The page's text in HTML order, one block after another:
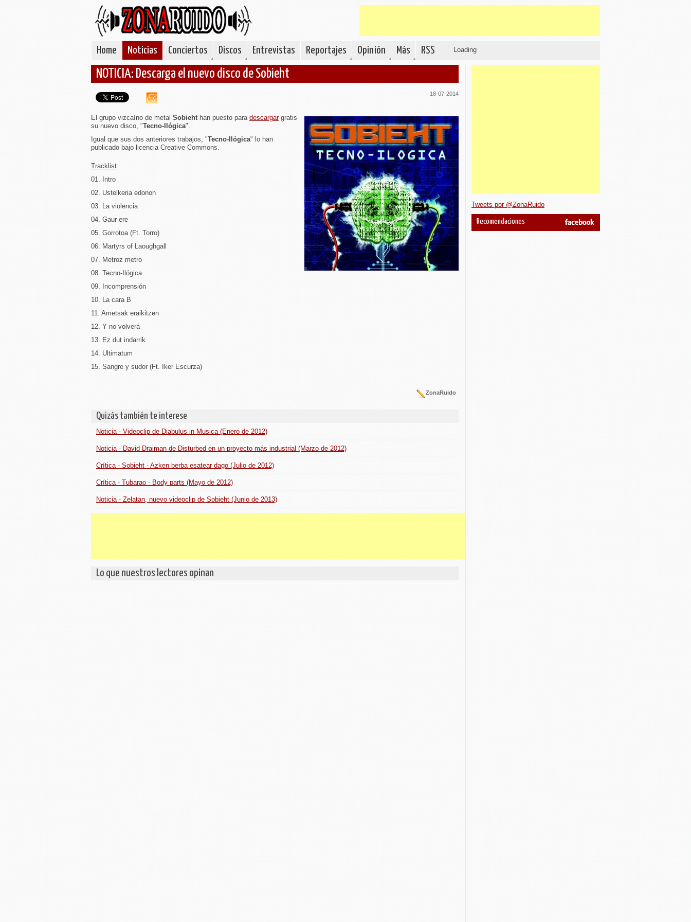
Home Noticias Conciertos Discos Entrevistas Reportajes Opinión Más RSS Loading
NOTICIA: Descarga el nuevo disco de Sobieht
18-07-2014
El grupo vizcaíno de metal Sobieht han puesto para descargargratis
su nuevo disco, "Tecno-Ilógica".
Igual que sus dos anteriores trabajos, "Tecno-Ilógica" lo han
publicado bajo licencia Creative Commons.
Tracklist:
01. Intro
02. Ustelkeria edonon
03. La violencia
04. Gaur ere
05. Gorrotoa (Ft. Torro)
06. Martyrs of Laoughgall
07. Metroz metro
08. Tecno-Ilógica
09. Incomprensión
10. La cara B
11. Ametsak eraikitzen
12. Y no volverá
13. Ez dut indarrik
14. Ultimatum
15. Sangre y sudor (Ft. Iker Escurza)
ZonaRuido
Quizás también te interese
Noticia - Videoclip de Diabulus in Musica (Enero de 2012)
Noticia - David Draiman de Disturbed en un proyecto más industrial (Marzo de 2012)
Crítica - Sobieht - Azken berba esatear dago (Julio de 2012)
Crítica - Tubarao - Body parts (Mayo de 2012)
Noticia - Zelatan, nuevo videoclip de Sobieht (Junio de 2013)
Lo que nuestros lectores opinan
Tweets por @ZonaRuido
Recomendaciones